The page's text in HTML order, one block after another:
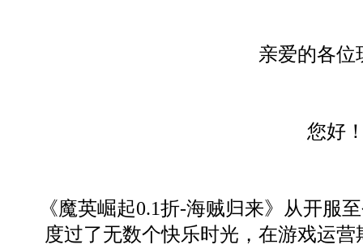
亲爱的各位
您好
《魔英崛起0.1折-海贼归来》从开服
度过了无数个快乐时光，在游戏运